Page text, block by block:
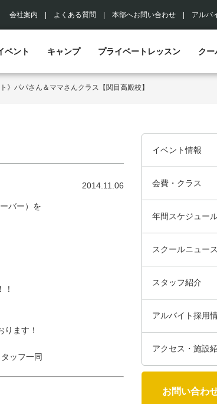
会社案内 よくある質問 本部へお問い合わせ アルバ
ベント キャンプ プライベートレッスン クー
》パパさん＆ママさんクラス【関目高殿校】
2014.11.06
バー）を
ます！
フ一同
イベント情報
会費・クラス
年間スケジュー
スクールニュース
スタッフ紹介
アルバイト採用
アクセス・施設
お問い合わ